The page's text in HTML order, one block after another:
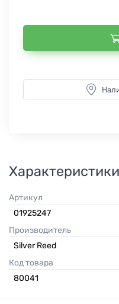
Характеристики
Артикул
01925247
Производитель
Silver Reed
Код товара
80041